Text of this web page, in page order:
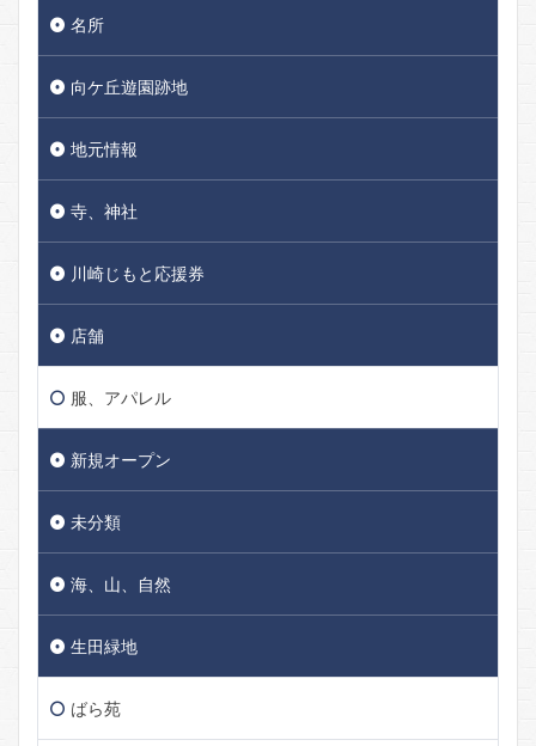
名所
向ケ丘遊園跡地
地元情報
寺、神社
川崎じもと応援券
店舗
服、アパレル
新規オープン
未分類
海、山、自然
生田緑地
ばら苑